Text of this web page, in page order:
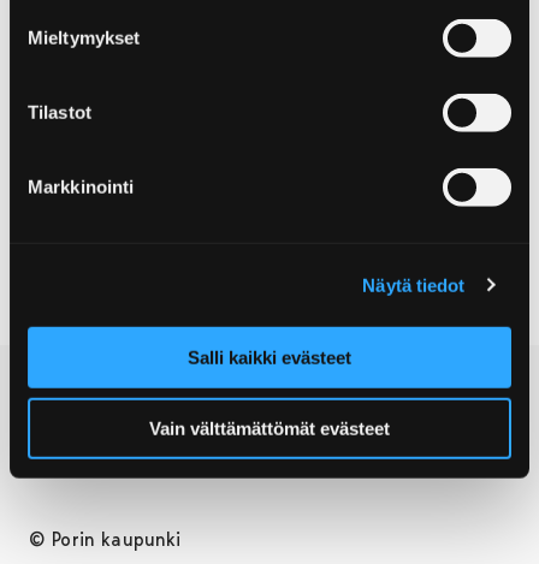
Mieltymykset
Tilastot
Markkinointi
Näytä tiedot
Salli kaikki evästeet
Vain välttämättömät evästeet
Avantoon ja saunaan pääsee torstaisin ja lauantaisin
Campingin alueella.
© Porin kaupunki